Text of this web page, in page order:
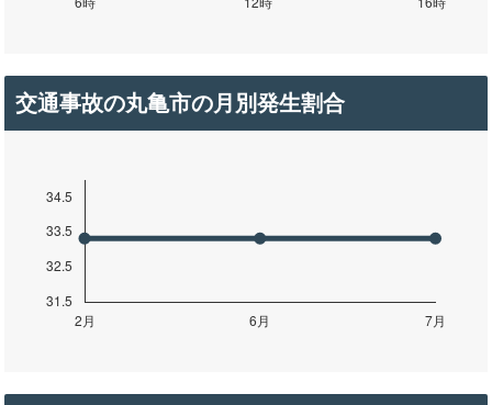
交通事故の丸亀市の月別発生割合